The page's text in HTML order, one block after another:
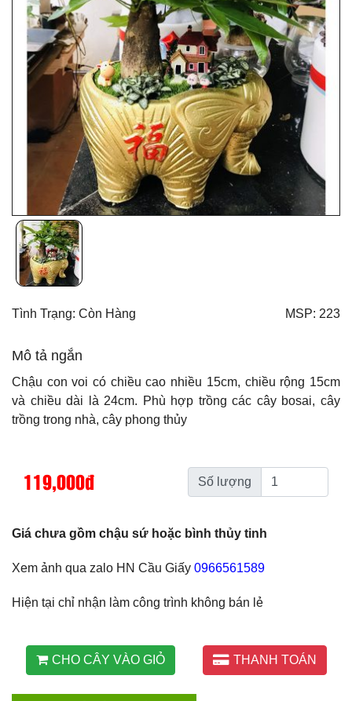
Tình Trạng: Còn Hàng MSP: 223
Mô tả ngắn
Chậu con voi có chiều cao nhiều 15cm, chiều rộng 15cm
và chiều dài là 24cm. Phù hợp trồng các cây bosai, cây
trồng trong nhà, cây phong thủy
119,000đ Số lượng
Giá chưa gồm chậu sứ hoặc bình thủy tinh
Xem ảnh qua zalo HN Cầu Giấy 0966561589
Hiện tại chỉ nhận làm công trình không bán lẻ
CHO CÂY VÀO GIỎ THANH TOÁN